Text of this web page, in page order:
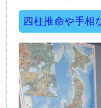
四柱推命や手相